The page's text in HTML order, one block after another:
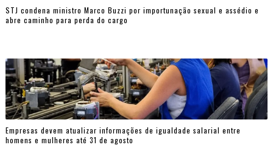
STJ condena ministro Marco Buzzi por importunação sexual e assédio e
abre caminho para perda do cargo
Empresas devem atualizar informações de igualdade salarial entre
homens e mulheres até 31 de agosto